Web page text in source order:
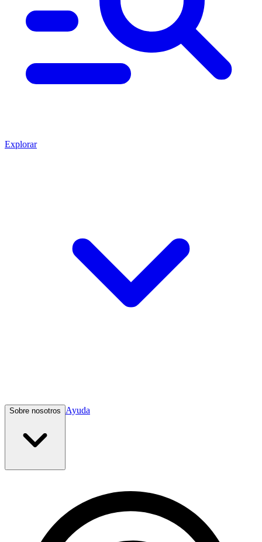
Explorar
Sobre nosotros Ayuda